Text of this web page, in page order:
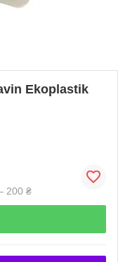
Ekoplastik
200 ₴